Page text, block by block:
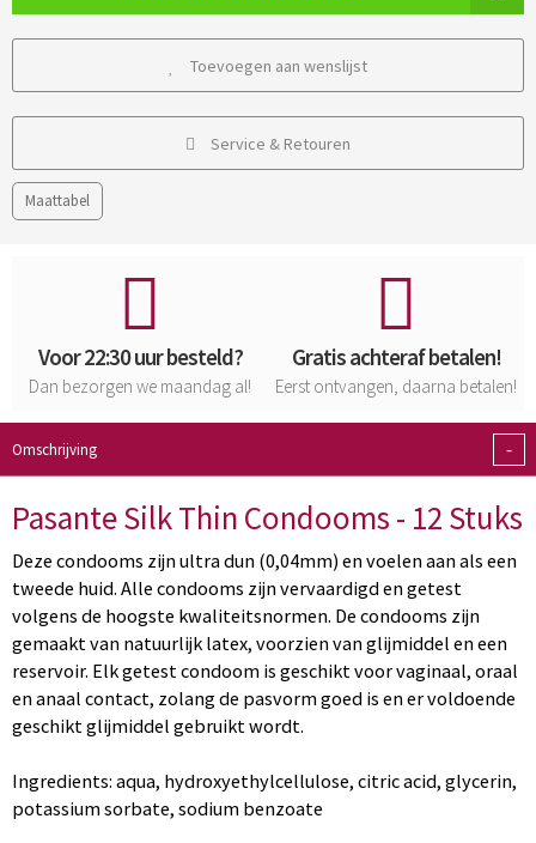
Toevoegen aan wenslijst
Service & Retouren
Maattabel
Voor 22:30 uur besteld?
Dan bezorgen we maandag al!
Gratis achteraf betalen!
Eerst ontvangen, daarna betalen!
Omschrijving -
Pasante Silk Thin Condooms - 12 Stuks
Deze condooms zijn ultra dun (0,04mm) en voelen aan als een
tweede huid. Alle condooms zijn vervaardigd en getest
volgens de hoogste kwaliteitsnormen. De condooms zijn
gemaakt van natuurlijk latex, voorzien van glijmiddel en een
reservoir. Elk getest condoom is geschikt voor vaginaal, oraal
en anaal contact, zolang de pasvorm goed is en er voldoende
geschikt glijmiddel gebruikt wordt.
Ingredients: aqua, hydroxyethylcellulose, citric acid, glycerin,
potassium sorbate, sodium benzoate